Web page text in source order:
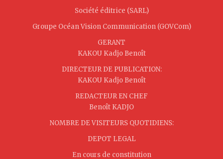
Société éditrice (SARL)
Groupe Océan Vision Communication (GOVCom)
GERANT
KAKOU Kadjo Benoît
DIRECTEUR DE PUBLICATION:
KAKOU Kadjo Benoît
REDACTEUR EN CHEF
Benoît KADJO
NOMBRE DE VISITEURS QUOTIDIENS:
DEPOT LEGAL
En cours de constitution